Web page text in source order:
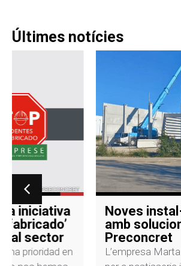
Últimes notícies
Noves instal·lacions de
amb solucions
Preconcret
L’empresa Marta Pack, referent en